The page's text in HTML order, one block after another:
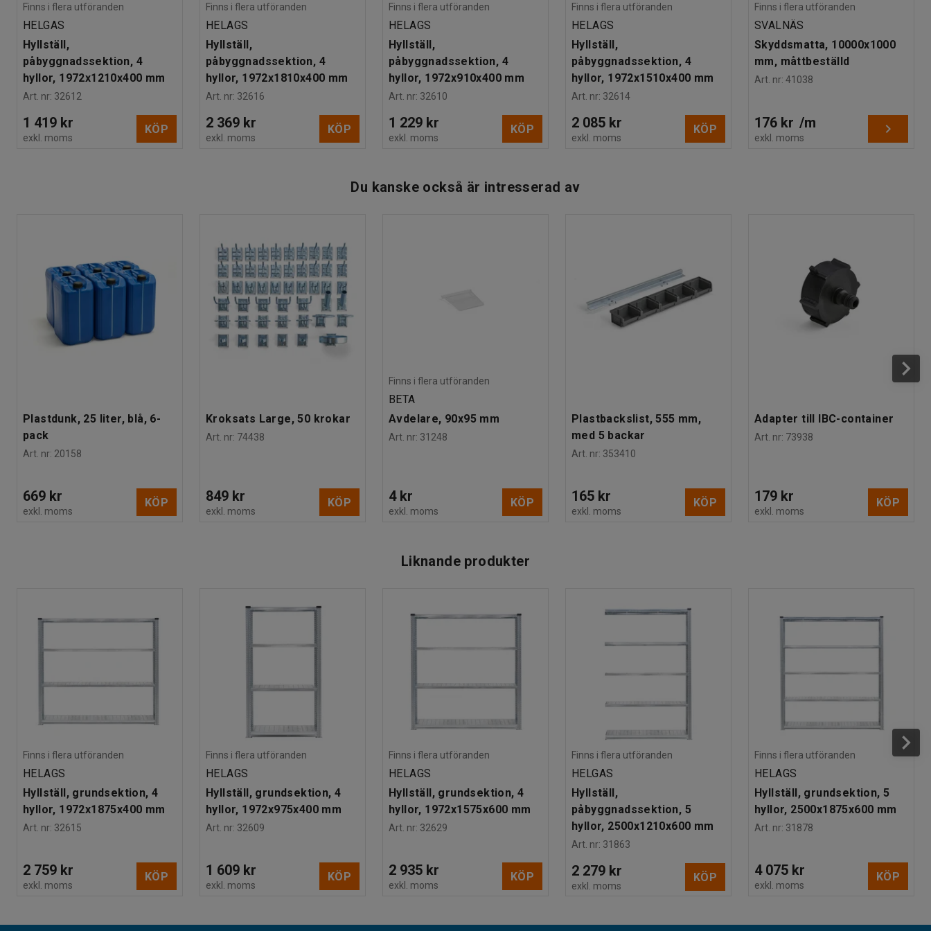
Finns i flera utföranden
HELGAS
Hyllställ,
påbyggnadssektion, 4
hyllor, 1972x1210x400 mm
Art. nr: 32612
1 419 kr
exkl. moms
KÖP
Finns i flera utföranden
HELAGS
Hyllställ,
påbyggnadssektion, 4
hyllor, 1972x1810x400 mm
Art. nr: 32616
2 369 kr
exkl. moms
KÖP
Finns i flera utföranden
HELAGS
Hyllställ,
påbyggnadssektion, 4
hyllor, 1972x910x400 mm
Art. nr: 32610
1 229 kr
exkl. moms
KÖP
Finns i flera utföranden
HELAGS
Hyllställ,
påbyggnadssektion, 4
hyllor, 1972x1510x400 mm
Art. nr: 32614
2 085 kr
exkl. moms
KÖP
Finns i flera utföranden
SVALNÄS
Skyddsmatta, 10000x1000
mm, måttbeställd
Art. nr: 41038
176 kr /m
exkl. moms
Du kanske också är intresserad av
Plastdunk, 25 liter, blå, 6-
pack
Art. nr: 20158
669 kr
exkl. moms
KÖP
Kroksats Large, 50 krokar
Art. nr: 74438
849 kr
exkl. moms
KÖP
Finns i flera utföranden
BETA
Avdelare, 90x95 mm
Art. nr: 31248
4 kr
exkl. moms
KÖP
Plastbackslist, 555 mm,
med 5 backar
Art. nr: 353410
165 kr
exkl. moms
KÖP
Adapter till IBC-container
Art. nr: 73938
179 kr
exkl. moms
KÖP
Liknande produkter
Finns i flera utföranden
HELAGS
Hyllställ, grundsektion, 4
hyllor, 1972x1875x400 mm
Art. nr: 32615
2 759 kr
exkl. moms
KÖP
Finns i flera utföranden
HELAGS
Hyllställ, grundsektion, 4
hyllor, 1972x975x400 mm
Art. nr: 32609
1 609 kr
exkl. moms
KÖP
Finns i flera utföranden
HELAGS
Hyllställ, grundsektion, 4
hyllor, 1972x1575x600 mm
Art. nr: 32629
2 935 kr
exkl. moms
KÖP
Finns i flera utföranden
HELGAS
Hyllställ,
påbyggnadssektion, 5
hyllor, 2500x1210x600 mm
Art. nr: 31863
2 279 kr
exkl. moms
KÖP
Finns i flera utföranden
HELAGS
Hyllställ, grundsektion, 5
hyllor, 2500x1875x600 mm
Art. nr: 31878
4 075 kr
exkl. moms
KÖP